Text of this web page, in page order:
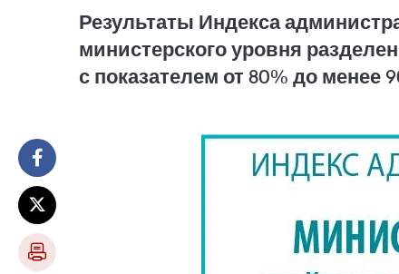
Результаты Индекса
министерского уровня
с показателем от 80% до менее